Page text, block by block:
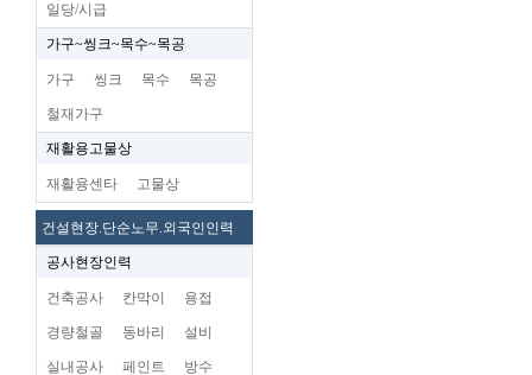
일당/시급
가구~씽크~목수~목공
가구 씽크 목수 목공
철재가구
재활용고물상
재활용센타 고물상
건설현장.단순노무.외국인인력
공사현장인력
건축공사 칸막이 용접
경량철골 동바리 설비
실내공사 페인트 방수